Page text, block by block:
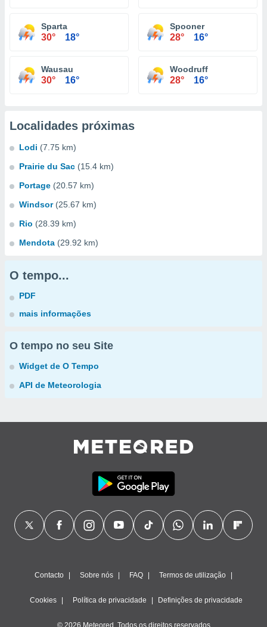
Sparta
30° 18°
Spooner
28° 16°
Wausau
30° 16°
Woodruff
28° 16°
Localidades próximas
Lodi (7.75 km)
Prairie du Sac (15.4 km)
Portage (20.57 km)
Windsor (25.67 km)
Rio (28.39 km)
Mendota (29.92 km)
O tempo...
PDF
mais informações
O tempo no seu Site
Widget de O Tempo
API de Meteorologia
Contacto Sobre nós FAQ Termos de utilização
Cookies Política de privacidade Definições de privacidade
© 2026 Meteored. Todos os direitos reservados